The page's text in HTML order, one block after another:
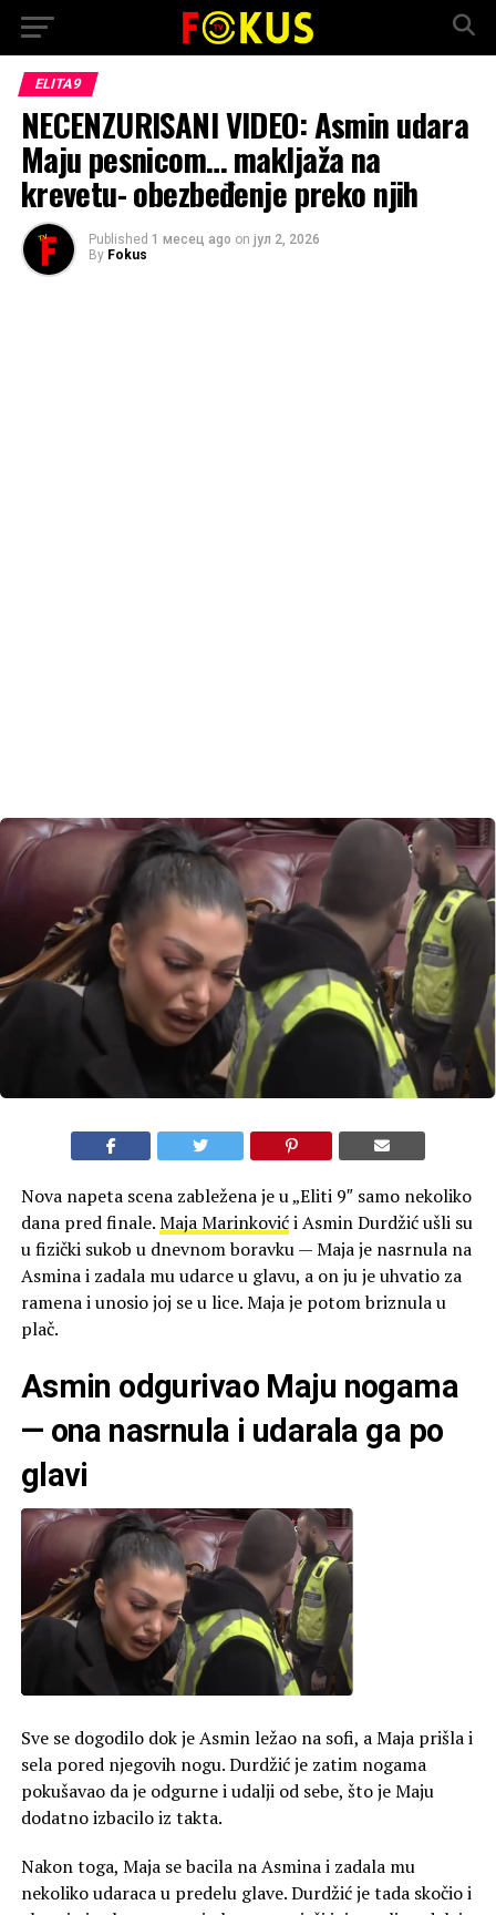
ELITA9
NECENZURISANI VIDEO: Asmin udara
Maju pesnicom… makljaža na
krevetu- obezbeđenje preko njih
Published 1 месец ago on јул 2, 2026
By Fokus
Nova napeta scena zabležena je u „Eliti 9″ samo nekoliko
dana pred finale.Maja Marinkovići Asmin Durdžić ušli su
u fizički sukob u dnevnom boravku — Maja je nasrnula na
Asmina i zadala mu udarce u glavu, a on ju je uhvatio za
ramena i unosio joj se u lice. Maja je potom briznula u
plač.
Asmin odgurivao Maju nogama
— ona nasrnula i udarala ga po
glavi
Sve se dogodilo dok je Asmin ležao na sofi, a Maja prišla i
sela pored njegovih nogu. Durdžić je zatim nogama
pokušavao da je odgurne i udalji od sebe, što je Maju
dodatno izbacilo iz takta.
Nakon toga, Maja se bacila na Asmina i zadala mu
nekoliko udaraca u predelu glave. Durdžić je tada skočio i